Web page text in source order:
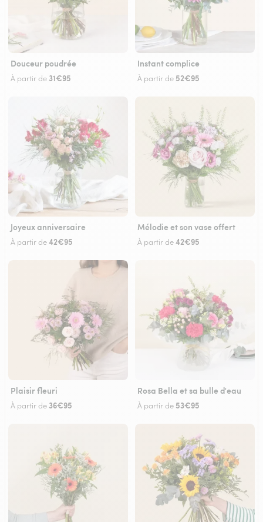
Douceur poudrée
À partir de 31€95
Instant complice
À partir de 52€95
Joyeux anniversaire
À partir de42€95
Mélodie et son vase offert
À partir de42€95
Plaisir fleuri
À partir de 36€95
Rosa Bella et sa bulle d'eau
À partir de 53€95